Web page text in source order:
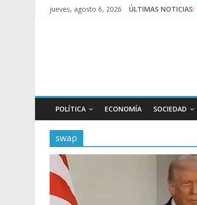
jueves, agosto 6, 2026 ÚLTIMAS NOTICIAS:
POLÍTICA ECONOMÍA SOCIEDAD
swap